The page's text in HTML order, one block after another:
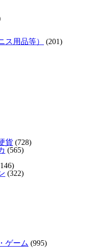
ス用品等）
(201)
貨 (728)
(565)
(322)
ゲーム (995)